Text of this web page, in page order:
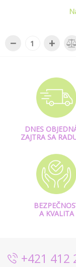
− +
DNES
ZAJTRA SA
A KVALITA
+421 412